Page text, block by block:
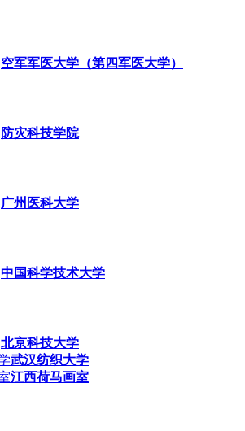
空军军医大学（第四军医大学）
防灾科技学院
广州医科大学
中国科学技术大学
北京科技大学
武汉纺织大学
江西荷马画室